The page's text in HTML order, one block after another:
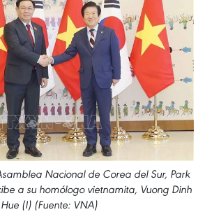
Nacional de Corea del Sur, Park
a su homólogo vietnamita, Vuong Dinh
Hue (I) (Fuente: VNA)